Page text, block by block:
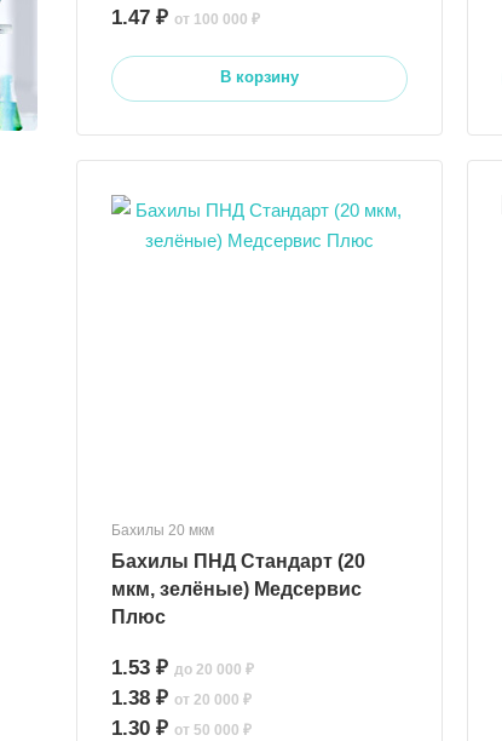
1.47 ₽ от 100 000 ₽
В корзину
Бахилы 20 мкм
Бахилы ПНД Стандарт (20
мкм, зелёные) Медсервис
Плюс
1.53 ₽ до 20 000 ₽
1.38 ₽ от 20 000 ₽
1.30 ₽ от 50 000 ₽